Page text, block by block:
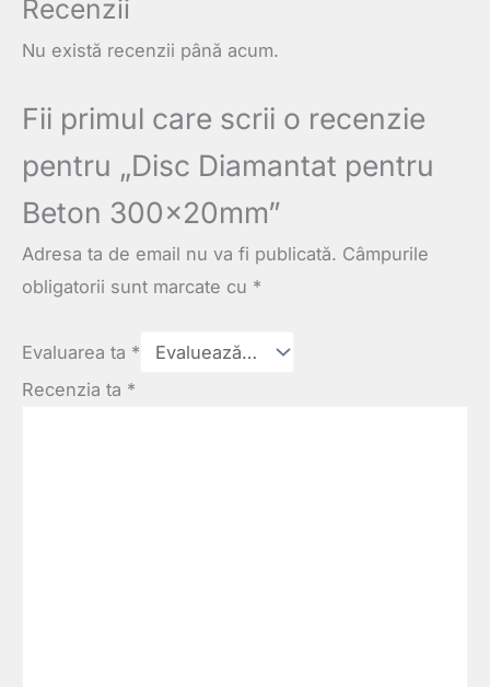
Recenzii
Nu există recenzii până acum.
Fii primul care scrii o recenzie
pentru „Disc Diamantat pentru
Beton 300×20mm”
Adresa ta de email nu va fi publicată. Câmpurile
obligatorii sunt marcate cu *
Evaluarea ta *
Recenzia ta *